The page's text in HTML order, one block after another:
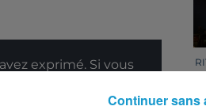
exprimé. Si vous
ci-dessous.
Continuer sans